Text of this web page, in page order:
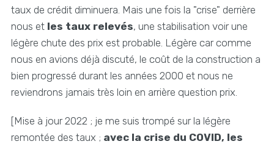
taux de crédit diminuera. Mais une fois la "crise" derrière
nous et les taux relevés, une stabilisation voir une
légère chute des prix est probable. Légère car comme
nous en avions déjà discuté, le coût de la construction a
bien progressé durant les années 2000 et nous ne
reviendrons jamais très loin en arrière question prix.
[Mise à jour 2022 ; je me suis trompé sur la légère
remontée des taux ; avec la crise du COVID, les